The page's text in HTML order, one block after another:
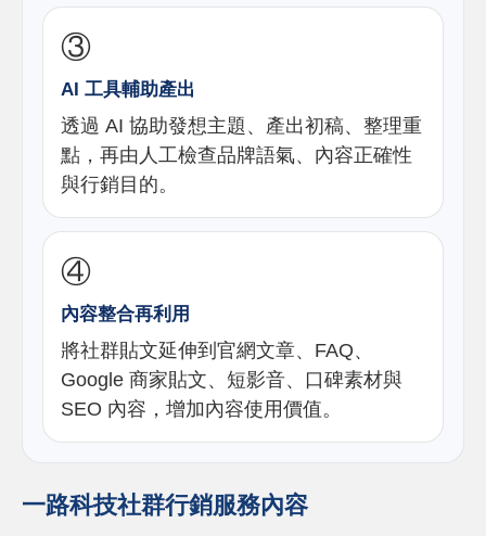
③
AI 工具輔助產出
透過 AI 協助發想主題、產出初稿、整理重
點，再由人工檢查品牌語氣、內容正確性
與行銷目的。
④
內容整合再利用
將社群貼文延伸到官網文章、FAQ、
Google 商家貼文、短影音、口碑素材與
SEO 內容，增加內容使用價值。
一路科技社群行銷服務內容